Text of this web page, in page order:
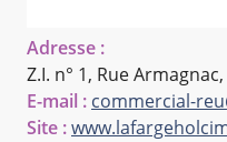
Adresse :
Z.I. n° 1, Rue Armagnac,
E-mail : commercial-
Site :